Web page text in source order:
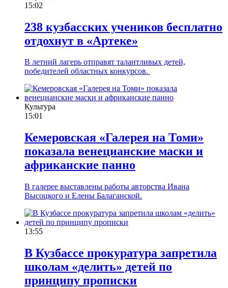
15:02
238 кузбасских учеников бесплатно
отдохнут в «Артеке»
В летний лагерь отправят талантливых детей,
победителей областных конкурсов.
Культура
15:01
Кемеровская «Галерея на Томи»
показала венецианские маски и
африканские панно
В галерее выставлены работы авторства Ивана
Высоцкого и Елены Балаганской.
13:55
В Кузбассе прокуратура запретила
школам «делить» детей по
принципу прописки